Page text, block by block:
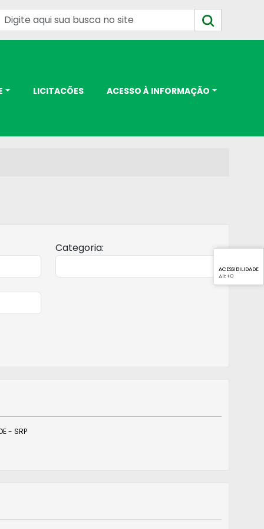
LICITACÕES ACESSO À INFORMAÇÃO
ACESSIBILIDADE
Alt+0
Categoria:
- SRP